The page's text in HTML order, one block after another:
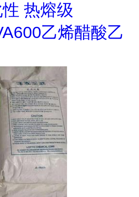
热熔级
乙烯醋酸乙